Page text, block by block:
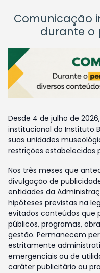
Comunicação
durante o
Desde 4 de julho de
institucional do Instituto
suas unidades
restrições estabelecidas
Nos três meses que
divulgação de
entidades da
hipóteses previstas na
evitados conteúdos que
públicos, programas,
gestão. Permanecem
estritamente
emergenciais ou de
caráter publicitário ou